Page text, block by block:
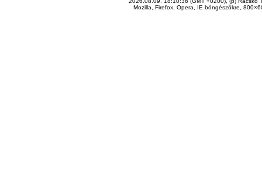
Mozilla, Firefox, Opera, IE böngészőkre,